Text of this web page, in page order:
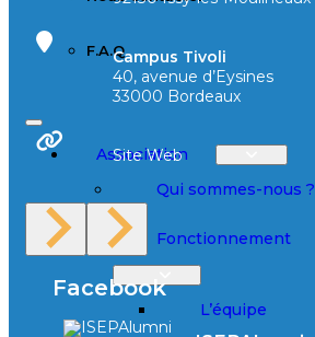
F.A.Q
Association
Qui sommes-nous ?
Fonctionnement
L’équipe
Campus Tivoli
40, avenue d’Eysines
33000 Bordeaux
Site Web
Facebook